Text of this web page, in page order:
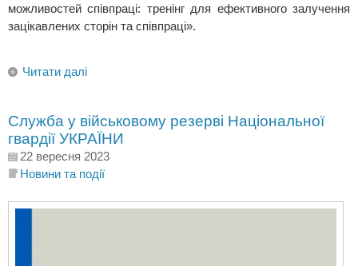
можливостей співпраці: тренінг для ефективного залучення
зацікавлених сторін та співпраці».
Читати далі
Служба у військовому резерві Національної
гвардії УКРАЇНИ
22 вересня 2023
Новини та події